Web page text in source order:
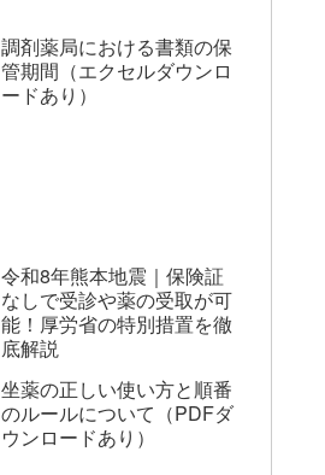
調剤薬局における書類の保
管期間（エクセルダウンロ
ードあり）
令和8年熊本地震｜保険証
なしで受診や薬の受取が可
能！厚労省の特別措置を徹
底解説
坐薬の正しい使い方と順番
のルールについて（PDFダ
ウンロードあり）